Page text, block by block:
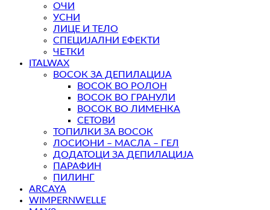
ОЧИ
УСНИ
ЛИЦЕ И ТЕЛО
СПЕЦИЈАЛНИ ЕФЕКТИ
ЧЕТКИ
ITALWAX
ВОСОК ЗА ДЕПИЛАЦИЈА
ВОСОК ВО РОЛОН
ВОСОК ВО ГРАНУЛИ
ВОСОК ВО ЛИМЕНКА
СЕТОВИ
ТОПИЛКИ ЗА ВОСОК
ЛОСИОНИ – МАСЛА – ГЕЛ
ДОДАТОЦИ ЗА ДЕПИЛАЦИЈА
ПАРАФИН
ПИЛИНГ
ARCAYA
WIMPERNWELLE